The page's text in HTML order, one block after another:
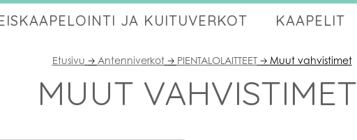
JA KUITUVERKOT KAAPELIT
OUTLET
Etusivu 🡢 Antenniverkot 🡢 PIENTALOLAITTEET 🡢 Muut vahvistimet
MUUT VAHVISTIMET